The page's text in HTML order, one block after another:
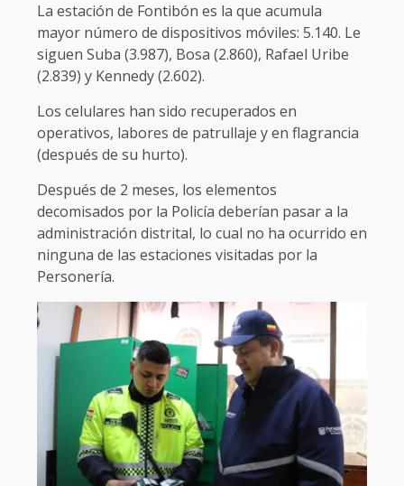
La estación de Fontibón es la que acumula
mayor número de dispositivos móviles: 5.140. Le
siguen Suba (3.987), Bosa (2.860), Rafael Uribe
(2.839) y Kennedy (2.602).
Los celulares han sido recuperados en
operativos, labores de patrullaje y en flagrancia
(después de su hurto).
Después de 2 meses, los elementos
decomisados por la Policía deberían pasar a la
administración distrital, lo cual no ha ocurrido en
ninguna de las estaciones visitadas por la
Personería.